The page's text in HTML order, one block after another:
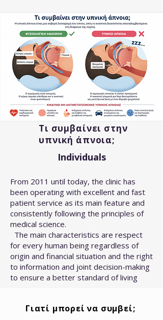
Τι συμβαίνει στην
υπνική άπνοια;
Individuals
From 2011 until today, the clinic has
been operating with excellent and fast
patient service as its main feature and
consistently following the principles of
medical science.
The main characteristics are respect
for every human being regardless of
origin and financial situation and the right
to information and joint decision-making
to ensure a better standard of living
Γιατί μπορεί να συμβεί;